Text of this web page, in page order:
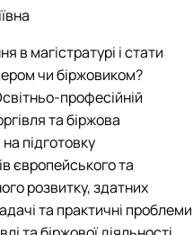
в магістратурі і стати
чи біржовиком?
професійній
та біржова
підготовку
європейського та
розвитку, здатних
та практичні проблеми